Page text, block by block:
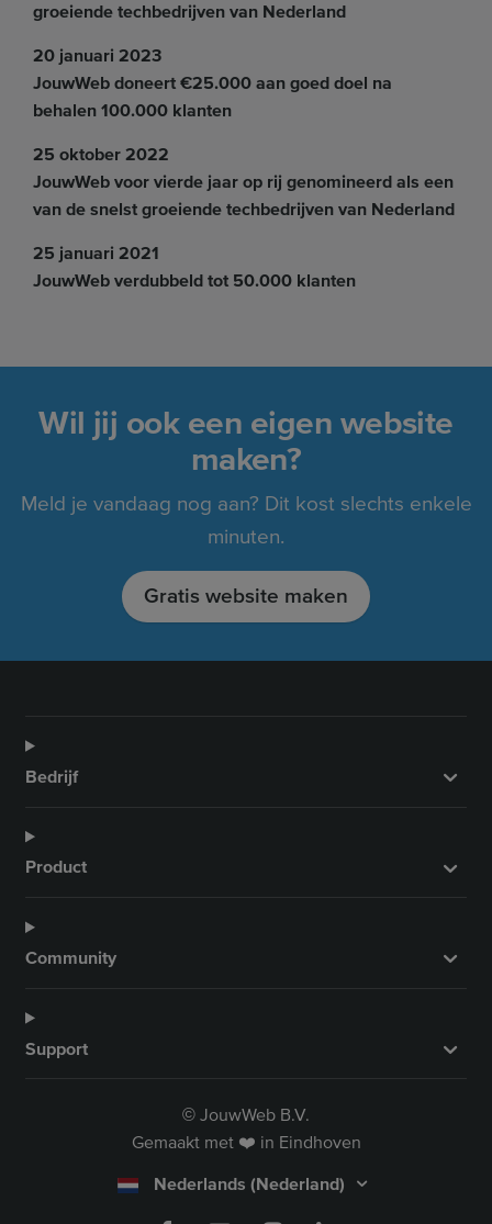
groeiende techbedrijven van Nederland
20 januari 2023
JouwWeb doneert €25.000 aan goed doel na
behalen 100.000 klanten
25 oktober 2022
JouwWeb voor vierde jaar op rij genomineerd als een
van de snelst groeiende techbedrijven van Nederland
25 januari 2021
JouwWeb verdubbeld tot 50.000 klanten
Wil jij ook een eigen website
maken?
Meld je vandaag nog aan? Dit kost slechts enkele
minuten.
Gratis website maken
Bedrijf
Product
Community
Support
© JouwWeb B.V.
Gemaakt met ❤️ in Eindhoven
Nederlands (Nederland)